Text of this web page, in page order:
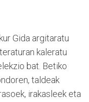
Gida argitaratu
kaleratu
bat. Betiko
taldeak
irakasleek eta